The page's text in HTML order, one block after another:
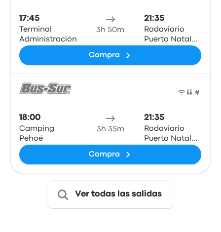
17:45
Terminal
Administración
3h 50m
21:35
Rodoviario
Puerto Natales
Compra
18:00
Camping
Pehoé
3h 35m
21:35
Rodoviario
Puerto Natales
Compra
Ver todas las salidas